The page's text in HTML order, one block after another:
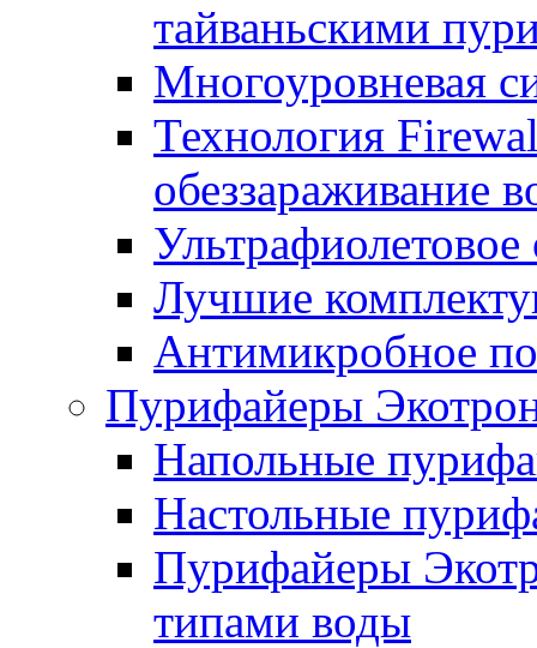
тайваньскими
Многоуровневая
Технология
обеззараживание
Лучшие
Антимикробное
Пурифайеры
Напольные
Настольные
Пурифайеры
типами воды